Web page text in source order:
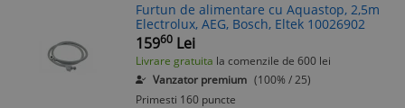
Furtun de alimentare cu Aquastop, 2,5m
Electrolux, AEG, Bosch, Eltek 10026902
15960 Lei
Livrare gratuita la comenzile de 600 lei
Vanzator premium (100% / 25)
Primesti 160 puncte